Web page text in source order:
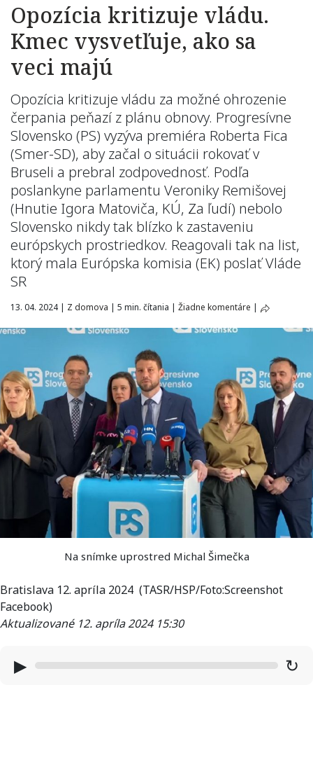
Opozícia kritizuje vládu.
Kmec vysvetľuje, ako sa
veci majú
Opozícia kritizuje vládu za možné ohrozenie
čerpania peňazí z plánu obnovy. Progresívne
Slovensko (PS) vyzýva premiéra Roberta Fica
(Smer-SD), aby začal o situácii rokovať v
Bruseli a prebral zodpovednosť. Podľa
poslankyne parlamentu Veroniky Remišovej
(Hnutie Igora Matoviča, KÚ, Za ľudí) nebolo
Slovensko nikdy tak blízko k zastaveniu
európskych prostriedkov. Reagovali tak na list,
ktorý mala Európska komisia (EK) poslať Vláde
SR
13. 04. 2024 | Z domova | 5 min. čítania | Žiadne komentáre |
Na snímke uprostred Michal Šimečka
Bratislava 12. apríla 2024 (TASR/HSP/Foto:Screenshot
Facebook)
Aktualizované 12. apríla 2024 15:30
▶ ↻